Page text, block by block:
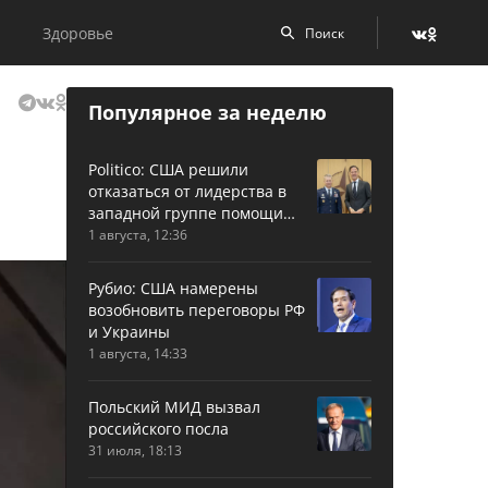
Здоровье
Популярное за неделю
Politico: США решили
отказаться от лидерства в
западной группе помощи
Украине
1 августа, 12:36
Рубио: США намерены
возобновить переговоры РФ
и Украины
1 августа, 14:33
Польский МИД вызвал
российского посла
31 июля, 18:13